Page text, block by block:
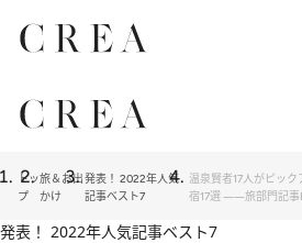
トッ
プ
旅＆お出
かけ
発表！ 2022年人気
記事ベスト7
温泉賢者17人がピッ
宿17選 ――旅部門記事
発表！ 2022年人気記事ベスト7